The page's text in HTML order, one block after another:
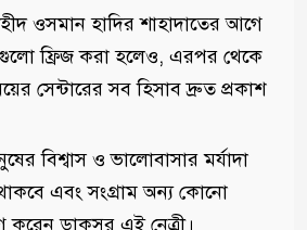
ওসমান হাদির শাহাদাতের আগে
ফ্রিজ করা হলেও, এরপর থেকে
সেন্টারের সব হিসাব দ্রুত প্রকাশ
বিশ্বাস ও ভালোবাসার মর্যাদা
থাকবে এবং সংগ্রাম অন্য কোনো
করেন ডাকসুর এই নেত্রী।